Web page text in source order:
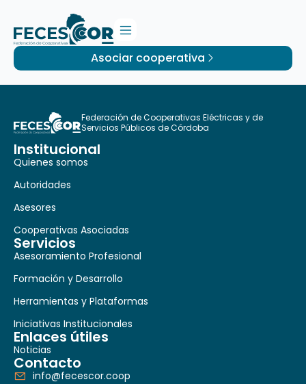
Asociar cooperativa
Federación de Cooperativas Eléctricas y de
Servicios Públicos de Córdoba
Institucional
Quienes somos
Autoridades
Asesores
Cooperativas Asociadas
Servicios
Asesoramiento Profesional
Formación y Desarrollo
Herramientas y Plataformas
Iniciativas Institucionales
Enlaces útiles
Noticias
Contacto
info@fecescor.coop